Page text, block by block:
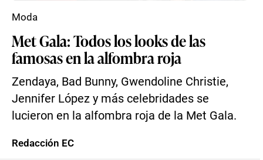
Met Gala: Todos los looks de las
famosas en la alfombra roja
Zendaya, Bad Bunny, Gwendoline Christie,
Jennifer López y más celebridades se
lucieron en la alfombra roja de la Met Gala.
Moda
Redacción EC